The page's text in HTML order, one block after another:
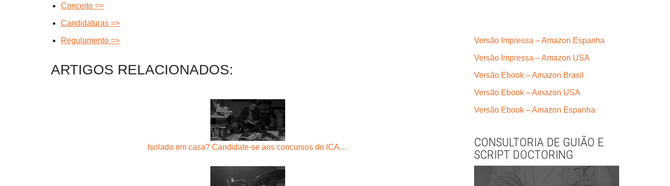
Conceito =>
Candidaturas =>
Regulamento =>
ARTIGOS RELACIONADOS:
Isolado em casa? Candidate-se aos concursos do ICA…
Versão Impressa – Amazon Espanha
Versão Impressa – Amazon USA
Versão Ebook – Amazon Brasil
Versão Ebook – Amazon USA
Versão Ebook – Amazon Espanha
CONSULTORIA DE GUIÃO E
SCRIPT DOCTORING